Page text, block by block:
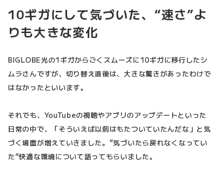
10ギガにして気づいた、“速さ”よ
りも大きな変化
BIGLOBE光の1ギガからごくスムーズに10ギガに移行したシ
ムラさんですが、切り替え直後は、大きな驚きがあったわけで
はなかったといいます。
それでも、YouTubeの視聴やアプリのアップデートといった
日常の中で、「そういえば以前はもたついていたんだな」と気
づく場面が増えていきました。”気づいたら戻れなくなってい
た”快適な環境について語ってもらいました。